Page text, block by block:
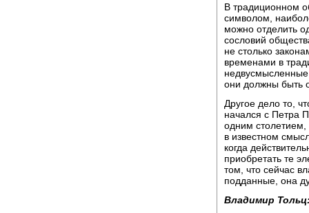
В традиционном
символом,
можно отделить
сословий
не столько
временами в
они должны быть
Другое дело то,
начался с Петра
одним столетием,
в известном
когда
приобретать те
том, что сейчас
подданные, она
Владимир